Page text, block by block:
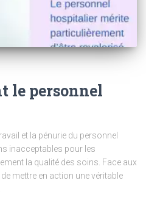
le personnel
et la pénurie du personnel
inacceptables pour les
la qualité des soins. Face aux
mettre en action une véritable